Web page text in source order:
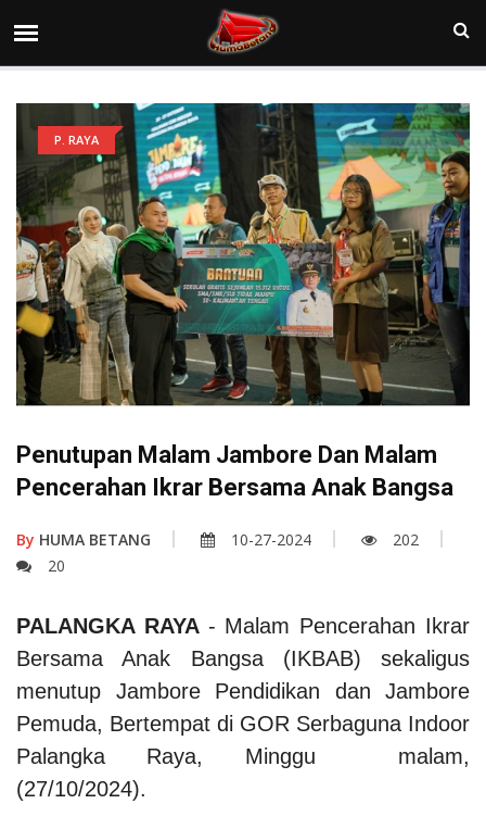
P. RAYA
Penutupan Malam Jambore Dan Malam
Pencerahan Ikrar Bersama Anak Bangsa
By HUMA BETANG 10-27-2024
202
20
PALANGKA RAYA - Malam Pencerahan Ikrar
Bersama Anak Bangsa (IKBAB) sekaligus
menutup Jambore Pendidikan dan Jambore
Pemuda, Bertempat di GOR Serbaguna Indoor
Palangka Raya, Minggu malam,
(27/10/2024).